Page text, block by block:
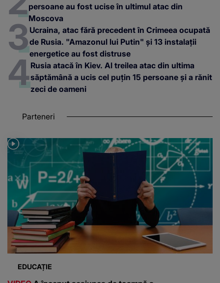
persoane au fost ucise în ultimul atac din
Moscova
Ucraina, atac fără precedent în Crimeea ocupată
de Rusia. "Amazonul lui Putin" și 13 instalații
energetice au fost distruse
Rusia atacă în Kiev. Al treilea atac din ultima
săptămână a ucis cel puțin 15 persoane și a rănit
zeci de oameni
Parteneri
EDUCAȚIE